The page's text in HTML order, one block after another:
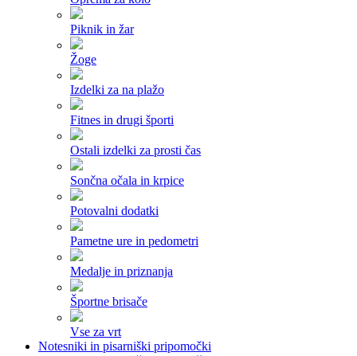
Piknik in žar
Žoge
Izdelki za na plažo
Fitnes in drugi športi
Ostali izdelki za prosti čas
Sončna očala in krpice
Potovalni dodatki
Pametne ure in pedometri
Medalje in priznanja
Športne brisače
Vse za vrt
Notesniki in pisarniški pripomočki